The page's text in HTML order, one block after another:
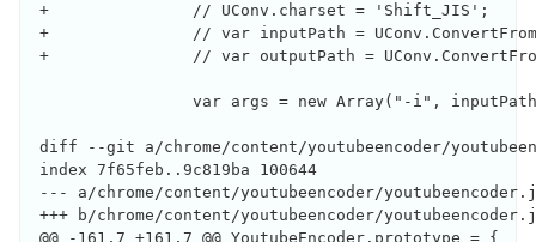
+               // UConv.charset = 'Shift_JIS';
+               // var inputPath =
+               // var outputPath =
var args = new Array("-i",
diff --git a/chrome/content/youtubeencoder/
index 7f65feb..9c819ba 100644
--- a/chrome/content/youtubeencoder/
+++ b/chrome/content/youtubeencoder/
@@ -161,7 +161,7 @@ YoutubeEncoder.prototype = {